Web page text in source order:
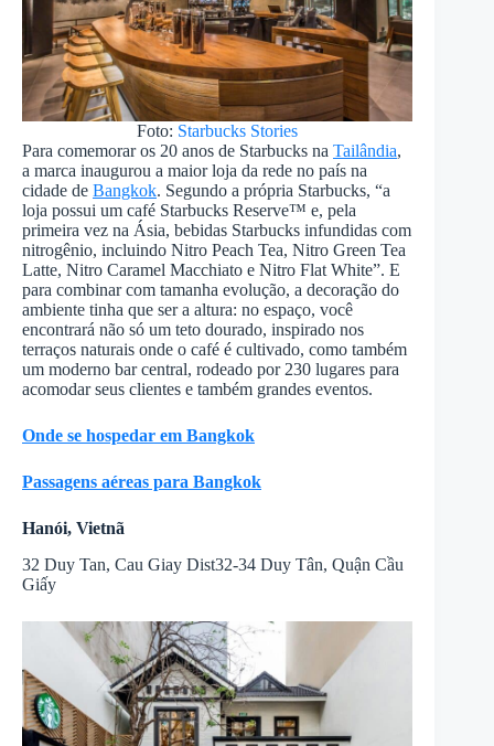
Foto: Starbucks Stories
Para comemorar os 20 anos de Starbucks na Tailândia,
a marca inaugurou a maior loja da rede no país na
cidade de Bangkok. Segundo a própria Starbucks, “a
loja possui um café Starbucks Reserve™ e, pela
primeira vez na Ásia, bebidas Starbucks infundidas com
nitrogênio, incluindo Nitro Peach Tea, Nitro Green Tea
Latte, Nitro Caramel Macchiato e Nitro Flat White”. E
para combinar com tamanha evolução, a decoração do
ambiente tinha que ser a altura: no espaço, você
encontrará não só um teto dourado, inspirado nos
terraços naturais onde o café é cultivado, como também
um moderno bar central, rodeado por 230 lugares para
acomodar seus clientes e também grandes eventos.
Onde se hospedar em Bangkok
Passagens aéreas para Bangkok
Hanói, Vietnã
32 Duy Tan, Cau Giay Dist32-34 Duy Tân, Quận Cầu
Giấy